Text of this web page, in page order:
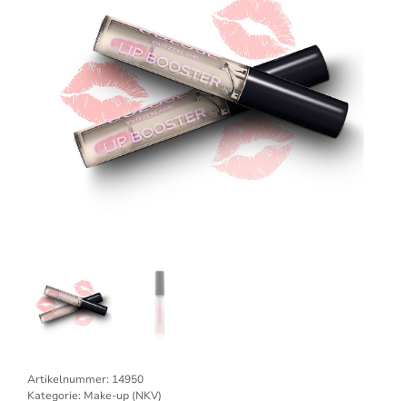
Artikelnummer: 14950
Kategorie: Make-up (NKV)